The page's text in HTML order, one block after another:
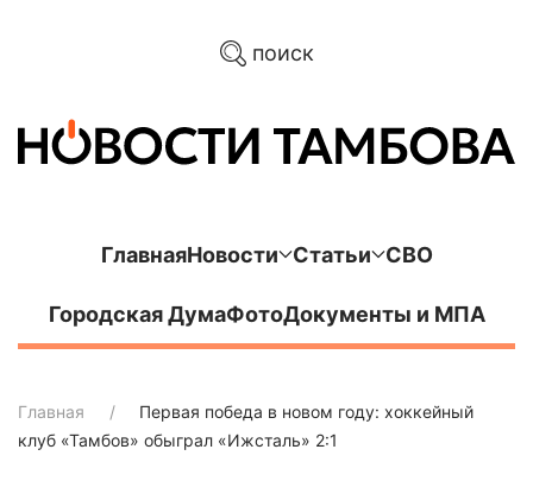
поиск
ГлавнаяНовости Статьи СВО
Городская ДумаФотоДокументы и МПА
Главная
Первая победа в новом году: хоккейный
клуб «Тамбов» обыграл «Ижсталь» 2:1